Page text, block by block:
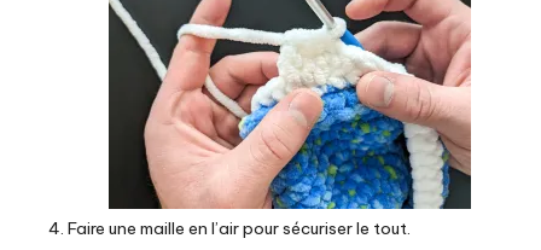
Faire une maille en l’air pour sécuriser le tout.